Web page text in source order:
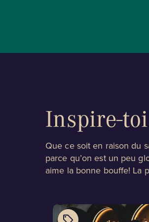
Inspire-
Que ce soit en raison du
parce qu’on est un peu
aime la bonne bouffe! La